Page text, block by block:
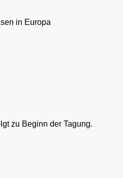
in Europa
zu Beginn der Tagung.